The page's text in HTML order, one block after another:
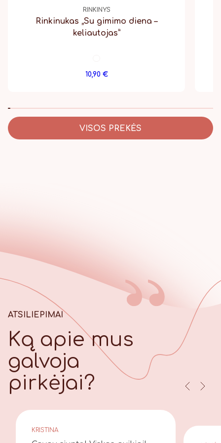
RINKINYS
Rinkinukas „Su gimimo diena –
keliautojas”
10,90 €
VISOS PREKĖS
ATSILIEPIMAI
Ką apie mus
galvoja
pirkėjai?
KRISTINA